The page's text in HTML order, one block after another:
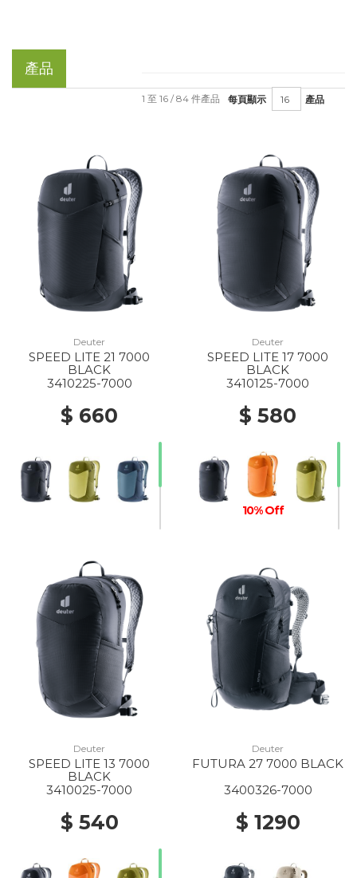
產品
每頁顯示 產品
1 至 16 / 84 件產品
Deuter
SPEED LITE 21 7000
BLACK
3410225-7000
$ 660
Deuter
SPEED LITE 17 7000
BLACK
3410125-7000
$ 580
10% Off
Deuter
SPEED LITE 13 7000
BLACK
3410025-7000
$ 540
Deuter
FUTURA 27 7000 BLACK
3400326-7000
$ 1290